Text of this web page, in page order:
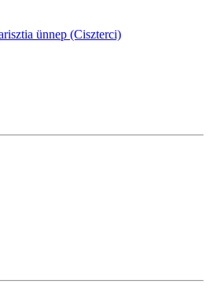
ünnep (Ciszterci)